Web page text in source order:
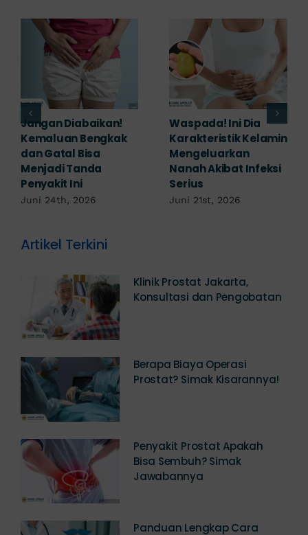
Banyak yang
Mengabaikan,
Padahal Habis
Berhubungan
Kemaluan Gatal Bisa
Jadi Tanda IMS!
Tampak Ringan,
Waspada Ini Gejala
Kutil Kelamin yang
Berbahaya!
Juni 14th, 2026
Klinik Prostat Jakarta,
Berapa Biaya Operasi
Penyakit Prostat Apakah
Bisa Sembuh? Simak